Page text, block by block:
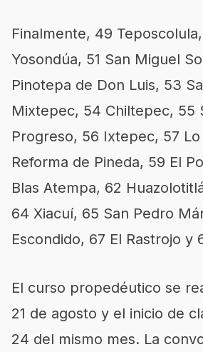
Finalmente, 49
Yosondúa, 51 San Miguel
Pinotepa de Don Luis, 53
Mixtepec, 54 Chiltepec, 55
Progreso, 56 Ixtepec, 57
Reforma de Pineda, 59 El
Blas Atempa, 62
64 Xiacuí, 65 San Pedro
Escondido, 67 El Rastrojo y
El curso propedéutico se
21 de agosto y el inicio de
24 del mismo mes. La